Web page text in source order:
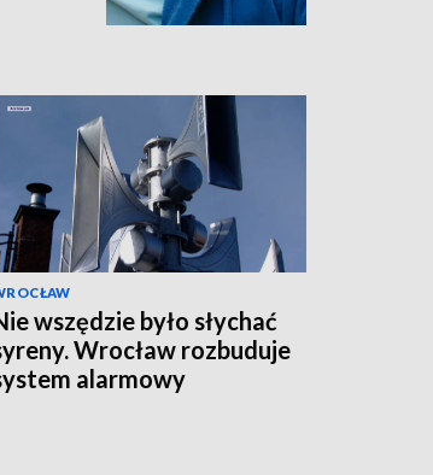
wszędzie było słychać
Wrocław rozbuduje
alarmowy